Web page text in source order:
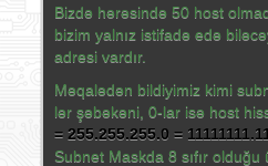
Bizdə hərəsində 50 host
bizim yalnız istifadə edə
adresi vardır.
Məqalədən bildiyimiz kimi
lər şəbəkəni, 0-lar isə host
= 255.255.255.0 =
Subnet Maskda 8 sıfır